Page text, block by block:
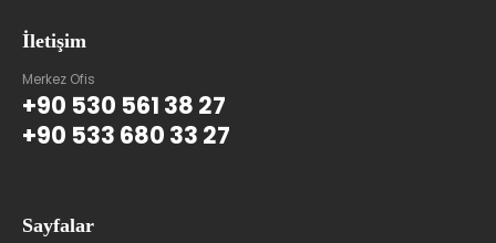
İletişim
Merkez Ofis
+90 530 561 38 27
+90 533 680 33 27
Sayfalar